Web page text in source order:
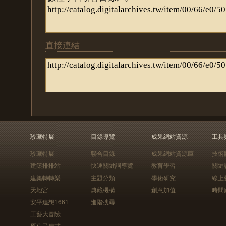
直接連結
珍藏特展
珍藏特展
建築排排站
建築轉轉樂
天地宮
安平追想1661
工藝大冒險
目錄導覽
聯合目錄
快速關鍵詞導覽
主題分類
典藏機構
進階搜尋
成果網站資源
成果網站資源庫
教育學習
學術研究
創意加值
工具
技術
關鍵
線上
時間